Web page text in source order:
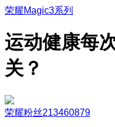
荣耀Magic3系列
运动健康每
关？
荣耀粉丝213460879